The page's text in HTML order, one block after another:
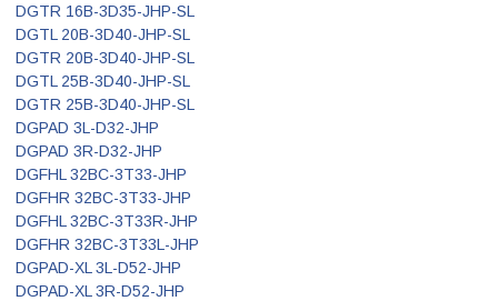
DGTR 16B-3D35-JHP-SL
DGTL 20B-3D40-JHP-SL
DGTR 20B-3D40-JHP-SL
DGTL 25B-3D40-JHP-SL
DGTR 25B-3D40-JHP-SL
DGPAD 3L-D32-JHP
DGPAD 3R-D32-JHP
DGFHL 32BC-3T33-JHP
DGFHR 32BC-3T33-JHP
DGFHL 32BC-3T33R-JHP
DGFHR 32BC-3T33L-JHP
DGPAD-XL 3L-D52-JHP
DGPAD-XL 3R-D52-JHP